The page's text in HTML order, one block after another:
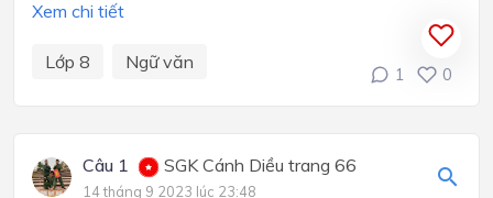
Xem chi tiết
Lớp 8 Ngữ văn
1 0
Câu 1 SGK Cánh Diều trang 66
14 tháng 9 2023 lúc 23:48